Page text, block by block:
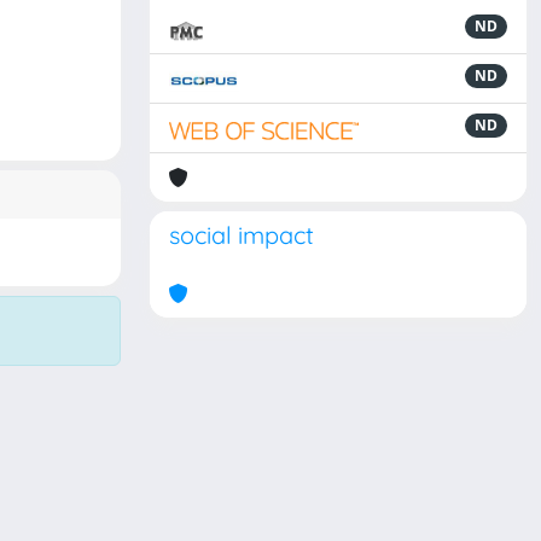
ND
ND
ND
social impact